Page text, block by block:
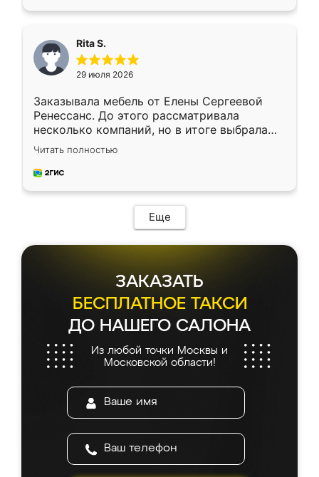
Rita S.
29 июля 2026
Заказывала мебель от Елены Сергеевой
Ренессанс. До этого рассматривала
несколько компаний, но в итоге выбрала
эту. Сначала обговорили условия, потом
приехал замерщик, всё спокойно объяснил
и снял размеры. Изготовили в срок, с
мебель сразу встала на свое место без
каких-либо доработок. Качеством осталась
довольна, все выглядит так, как и ожидала.
Читать полностью
Еще
ЗАКАЗАТЬ
БЕСПЛАТНОЕ ТАКСИ
ДО НАШЕГО САЛОНА
Из любой точки Москвы и
Московской области!